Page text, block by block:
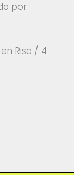
por
Riso / 4